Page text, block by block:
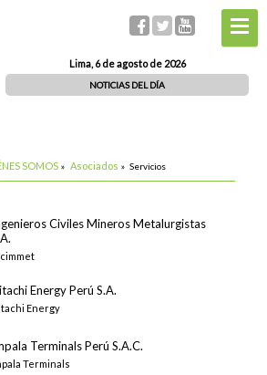
Lima, 6 de agosto de 2026
NOTICIAS DEL DÍA
SOMOS » Asociados » Servicios
Civiles Mineros Metalurgistas
Energy Perú S.A.
Energy
Terminals Perú S.A.C.
Terminals